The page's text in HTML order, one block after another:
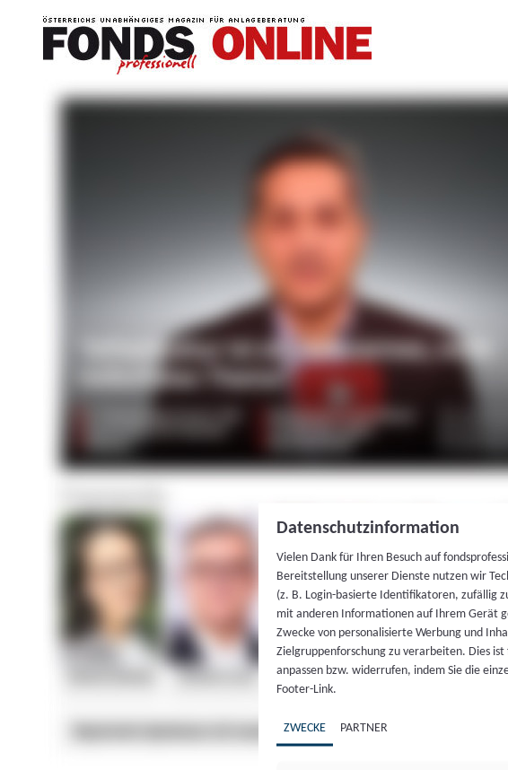
Datenschutzinformation
Vielen Dank für Ihren Besuch auf
Bereitstellung unserer Dienste nutzen wir
(z. B. Login-basierte Identifikatoren, zufällig
mit anderen Informationen auf Ihrem Gerät
Zwecke von personalisierte Werbung und
Zielgruppenforschung zu verarbeiten. Dies
anpassen bzw. widerrufen, indem Sie die
Footer-Link.
ZWECKE PARTNER